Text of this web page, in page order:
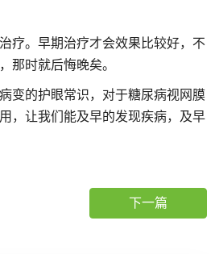
。早期治疗才会效果比较好，不
那时就后悔晚矣。
的护眼常识，对于糖尿病视网膜
，让我们能及早的发现疾病，及早
下一篇